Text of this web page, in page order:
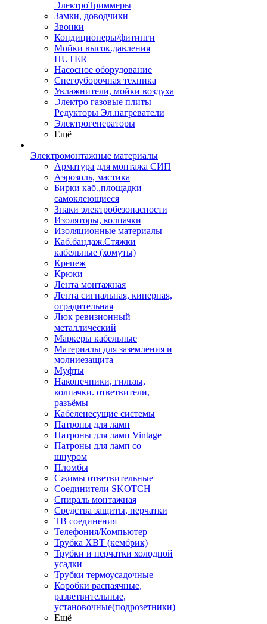
ЭлектроТриммеры
Замки, доводчики
Звонки
Кондиционеры/фитинги
Мойки высок.давления
HUTER
Насосное оборудование
Снегоуборочная техника
Увлажнители, мойки воздуха
Электро газовые плиты
Редукторы Эл.нагреватели
Электрогенераторы
Ещё
Электромонтажные материалы
Арматура для монтажа СИП
Аэрозоль, мастика
Бирки каб.,площадки
самоклеющиеся
Знаки электробезопасности
Изоляторы, колпачки
Изоляционные материалы
Каб.бандаж.Стяжки
кабельные (хомуты)
Крепеж
Крюки
Лента монтажная
Лента сигнальная, киперная,
оградительная
Люк ревизионный
металлический
Маркеры кабельные
Материалы для заземления и
молниезащита
Муфты
Наконечники, гильзы,
колпачки. ответвители,
разъёмы
Кабеленесущие системы
Патроны для ламп
Патроны для ламп Vintage
Патроны для ламп со
шнуром
Пломбы
Сжимы ответвительные
Соединители SKOTCH
Спираль монтажная
Средства защиты, перчатки
ТВ соединения
Телефония/Компьютер
Трубка ХВТ (кембрик)
Трубки и перчатки холодной
усадки
Трубки термоусадочные
Коробки распаячные,
разветвительные,
установочные(подрозетники)
Ещё